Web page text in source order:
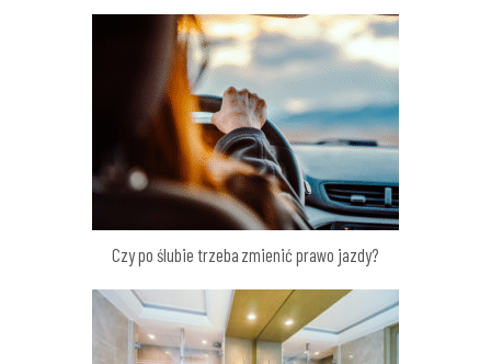
Czy po ślubie trzeba zmienić prawo jazdy?